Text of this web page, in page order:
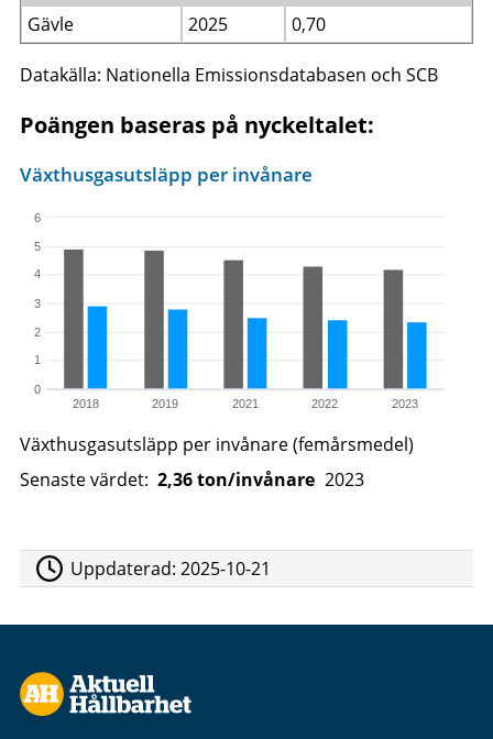
Gävle
2025 0,70
Datakälla: Nationella Emissionsdatabasen och SCB
Poängen baseras på nyckeltalet:
2018 2019 2021 2022 2023
0
1
2
3
4
5
6
Växthusgasutsläpp per invånare
Växthusgasutsläpp per invånare (femårsmedel)
Senaste värdet: 2,36 ton/invånare 2023
Uppdaterad:2025-10-21